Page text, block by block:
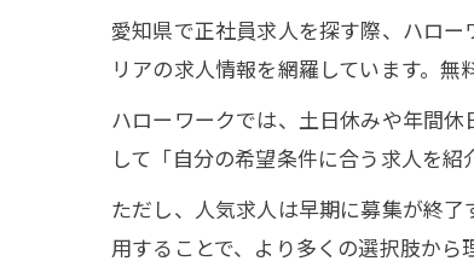
愛知県で正社員求人を探す際、ハロ
リアの求人情報を網羅しています。
ハローワークでは、土日休みや年間
して「自分の希望条件に合う求人を
ただし、人気求人は早期に募集が終
用することで、より多くの選択肢から